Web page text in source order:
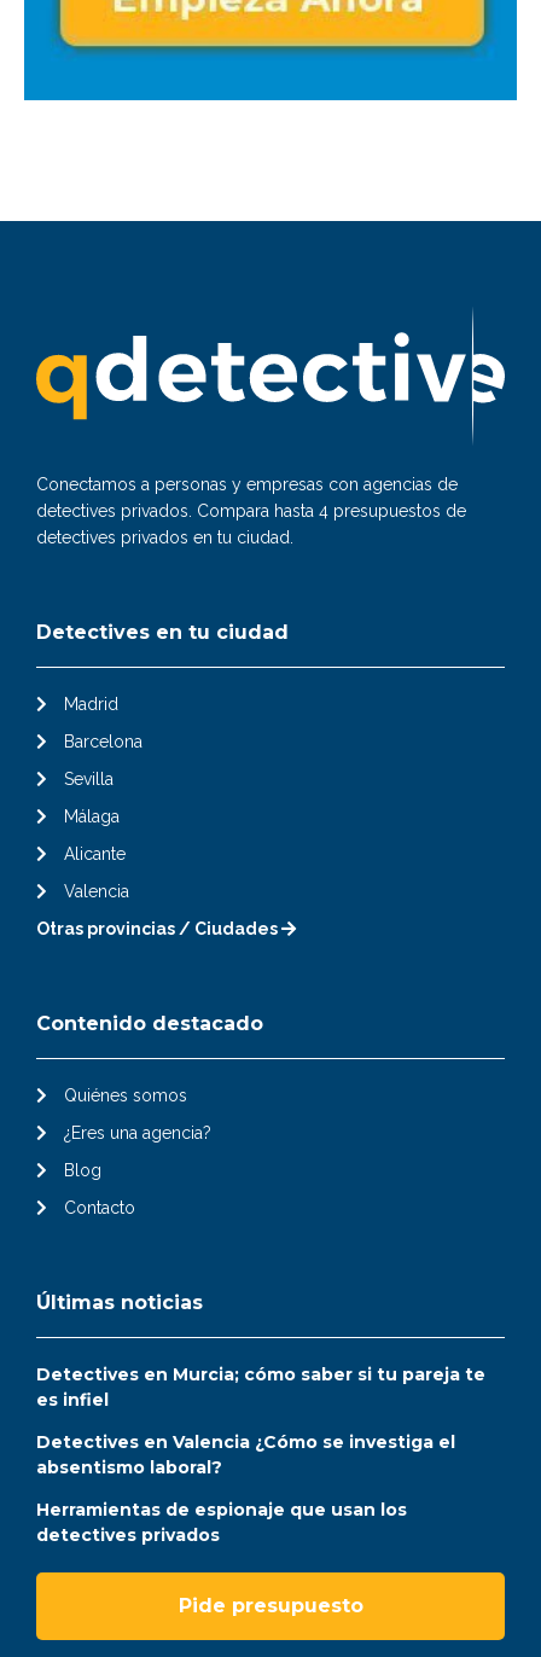
Conectamos a personas y empresas con agencias de
detectives privados. Compara hasta 4 presupuestos de
detectives privados en tu ciudad.
Detectives en tu ciudad
Madrid
Barcelona
Sevilla
Málaga
Alicante
Valencia
Otras provincias / Ciudades
Contenido destacado
Quiénes somos
¿Eres una agencia?
Blog
Contacto
Últimas noticias
Detectives en Murcia; cómo saber si tu pareja te
es infiel
Detectives en Valencia ¿Cómo se investiga el
absentismo laboral?
Herramientas de espionaje que usan los
detectives privados
Pide presupuesto